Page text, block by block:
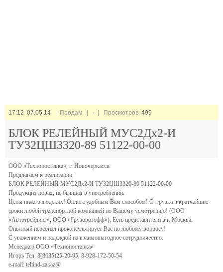
17:12 07.05.14 | Продам | - | Просмотров: 499
БЛОК РЕЛЕЙНЫЙ МУС2Дх2-И
ТУ32ЦШ3320-89 51122-00-00
ООО «Технопоставка», г. Новочеркасск
Предлагаем к реализации:
БЛОК РЕЛЕЙНЫЙ МУС2Дх2-И ТУ32ЦШ3320-89 51122-00-00
Продукция новая, не бывшая в употреблении.
Цены ниже заводских! Оплата удобным Вам способом! Отгрузка в кратчайшие
сроки любой транспортной компанией по Вашему усмотрению! (ООО
«Автотрейдинг», ООО «Грузовозофф»). Есть представители в г. Москва.
Опытный персонал проконсультирует Вас по любому вопросу!
С уважением и надеждой на взаимовыгодное сотрудничество.
Менеджер ООО «Технопоставка»
Игорь Тел. 8(8635)25-20-95, 8-928-172-50-54
e-mail: tehind-zakaz@